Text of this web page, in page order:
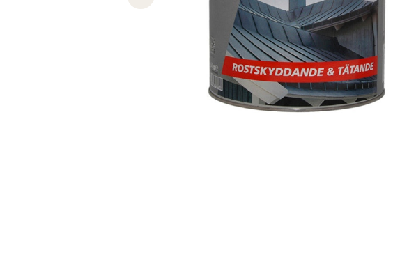
Previous slide